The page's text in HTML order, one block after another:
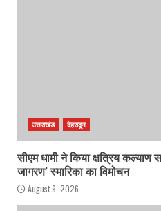
उत्तराखंड देहरादून
सीएम धामी ने किया क्षत्रिय कल्याण
जागरण’ स्मारिका का विमोचन
August 9, 2026